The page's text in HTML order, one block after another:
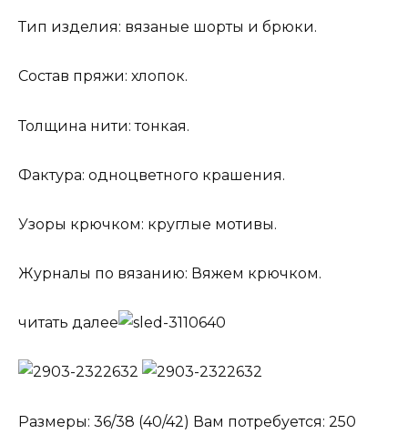
Тип изделия: вязаные шорты и брюки.
Состав пряжи: хлопок.
Толщина нити: тонкая.
Фактура: одноцветного крашения.
Узоры крючком: круглые мотивы.
Журналы по вязанию: Вяжем крючком.
читать далее
Размеры: 36/38 (40/42) Вам потребуется: 250